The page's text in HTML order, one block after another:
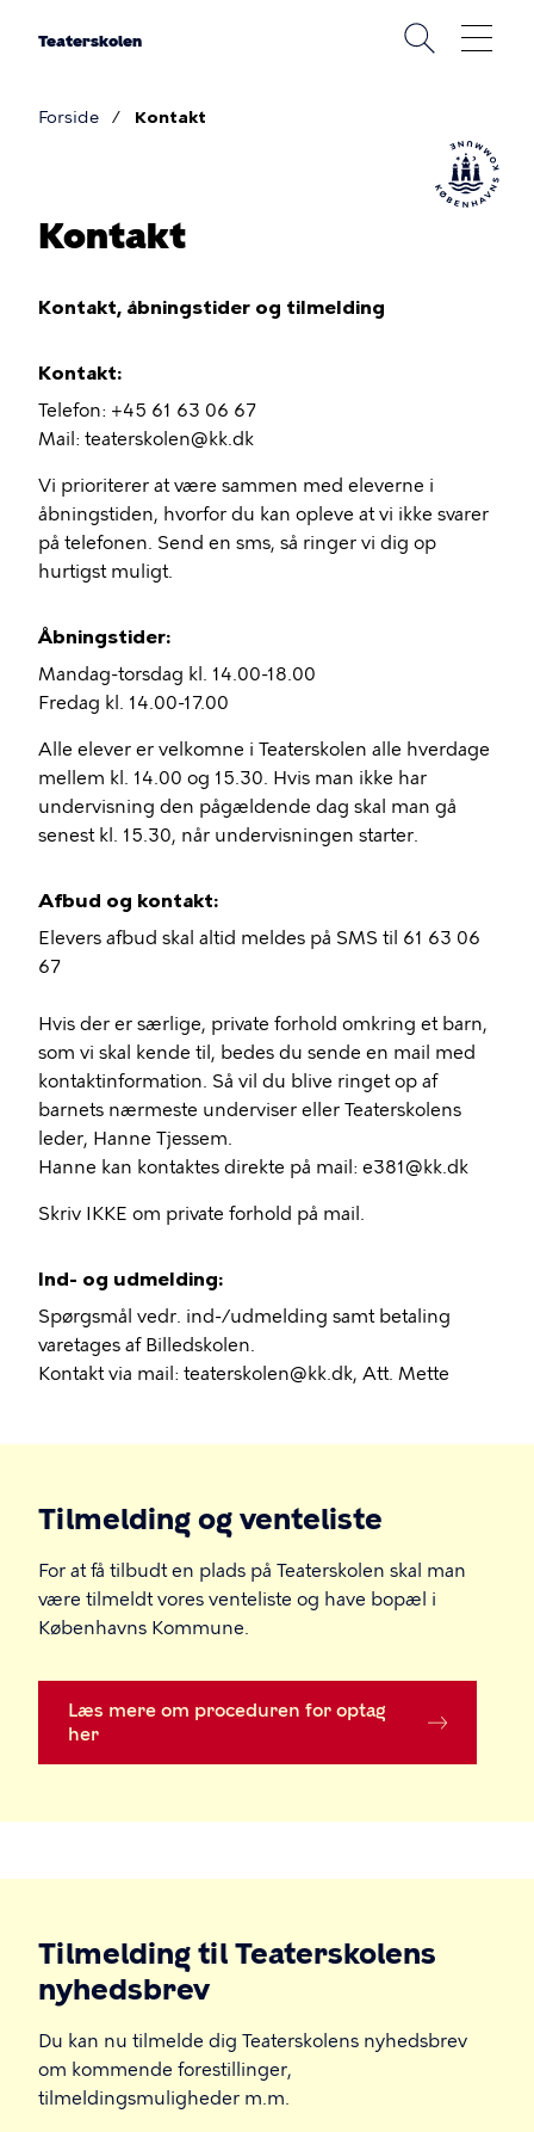
Teaterskolen
Forside Kontakt
Kontakt
Kontakt, åbningstider og tilmelding
Kontakt:
Telefon: +45 61 63 06 67
Mail: teaterskolen@kk.dk
Vi prioriterer at være sammen med eleverne i
åbningstiden, hvorfor du kan opleve at vi ikke svarer
på telefonen. Send en sms, så ringer vi dig op
hurtigst muligt.
Åbningstider:
Mandag-torsdag kl. 14.00-18.00
Fredag kl. 14.00-17.00
Alle elever er velkomne i Teaterskolen alle hverdage
mellem kl. 14.00 og 15.30. Hvis man ikke har
undervisning den pågældende dag skal man gå
senest kl. 15.30, når undervisningen starter.
Afbud og kontakt:
Elevers afbud skal altid meldes på SMS til 61 63 06
67
Hvis der er særlige, private forhold omkring et barn,
som vi skal kende til, bedes du sende en mail med
kontaktinformation. Så vil du blive ringet op af
barnets nærmeste underviser eller Teaterskolens
leder, Hanne Tjessem.
Hanne kan kontaktes direkte på mail: e381@kk.dk
Skriv IKKE om private forhold på mail.
Ind- og udmelding:
Spørgsmål vedr. ind-/udmelding samt betaling
varetages af Billedskolen.
Kontakt via mail: teaterskolen@kk.dk, Att. Mette
Tilmelding og venteliste
For at få tilbudt en plads på Teaterskolen skal man
være tilmeldt vores venteliste og have bopæl i
Københavns Kommune.
Læs mere om proceduren for optag
her
Tilmelding til Teaterskolens
nyhedsbrev
Du kan nu tilmelde dig Teaterskolens nyhedsbrev
om kommende forestillinger,
tilmeldingsmuligheder m.m.